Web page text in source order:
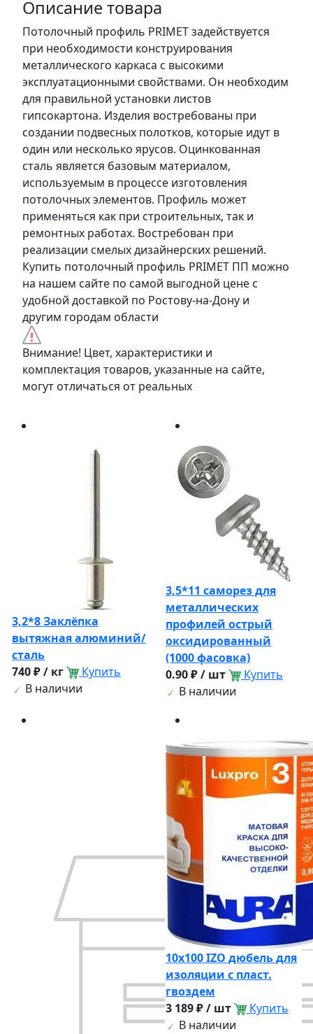
Описание товара
Потолочный профиль PRIMET задействуется
при необходимости конструирования
металлического каркаса с высокими
эксплуатационными свойствами. Он необходим
для правильной установки листов
гипсокартона. Изделия востребованы при
создании подвесных полотков, которые идут в
один или несколько ярусов. Оцинкованная
сталь является базовым материалом,
используемым в процессе изготовления
потолочных элементов. Профиль может
применяться как при строительных, так и
ремонтных работах. Востребован при
реализации смелых дизайнерских решений.
Купить потолочный профиль PRIMET ПП можно
на нашем сайте по самой выгодной цене с
удобной доставкой по Ростову-на-Дону и
другим городам области
Внимание! Цвет, характеристики и
комплектация товаров, указанные на сайте,
могут отличаться от реальных
3,2*8 Заклёпка
вытяжная алюминий/
сталь
740 ₽ / кг
Купить
В наличии
3,5*11 саморез для
металлических
профилей острый
оксидированный
(1000 фасовка)
0.90 ₽ / шт
Купить
В наличии
10х100 IZO дюбель для
изоляции с пласт.
гвоздем
3 189 ₽ / шт
Купить
В наличии